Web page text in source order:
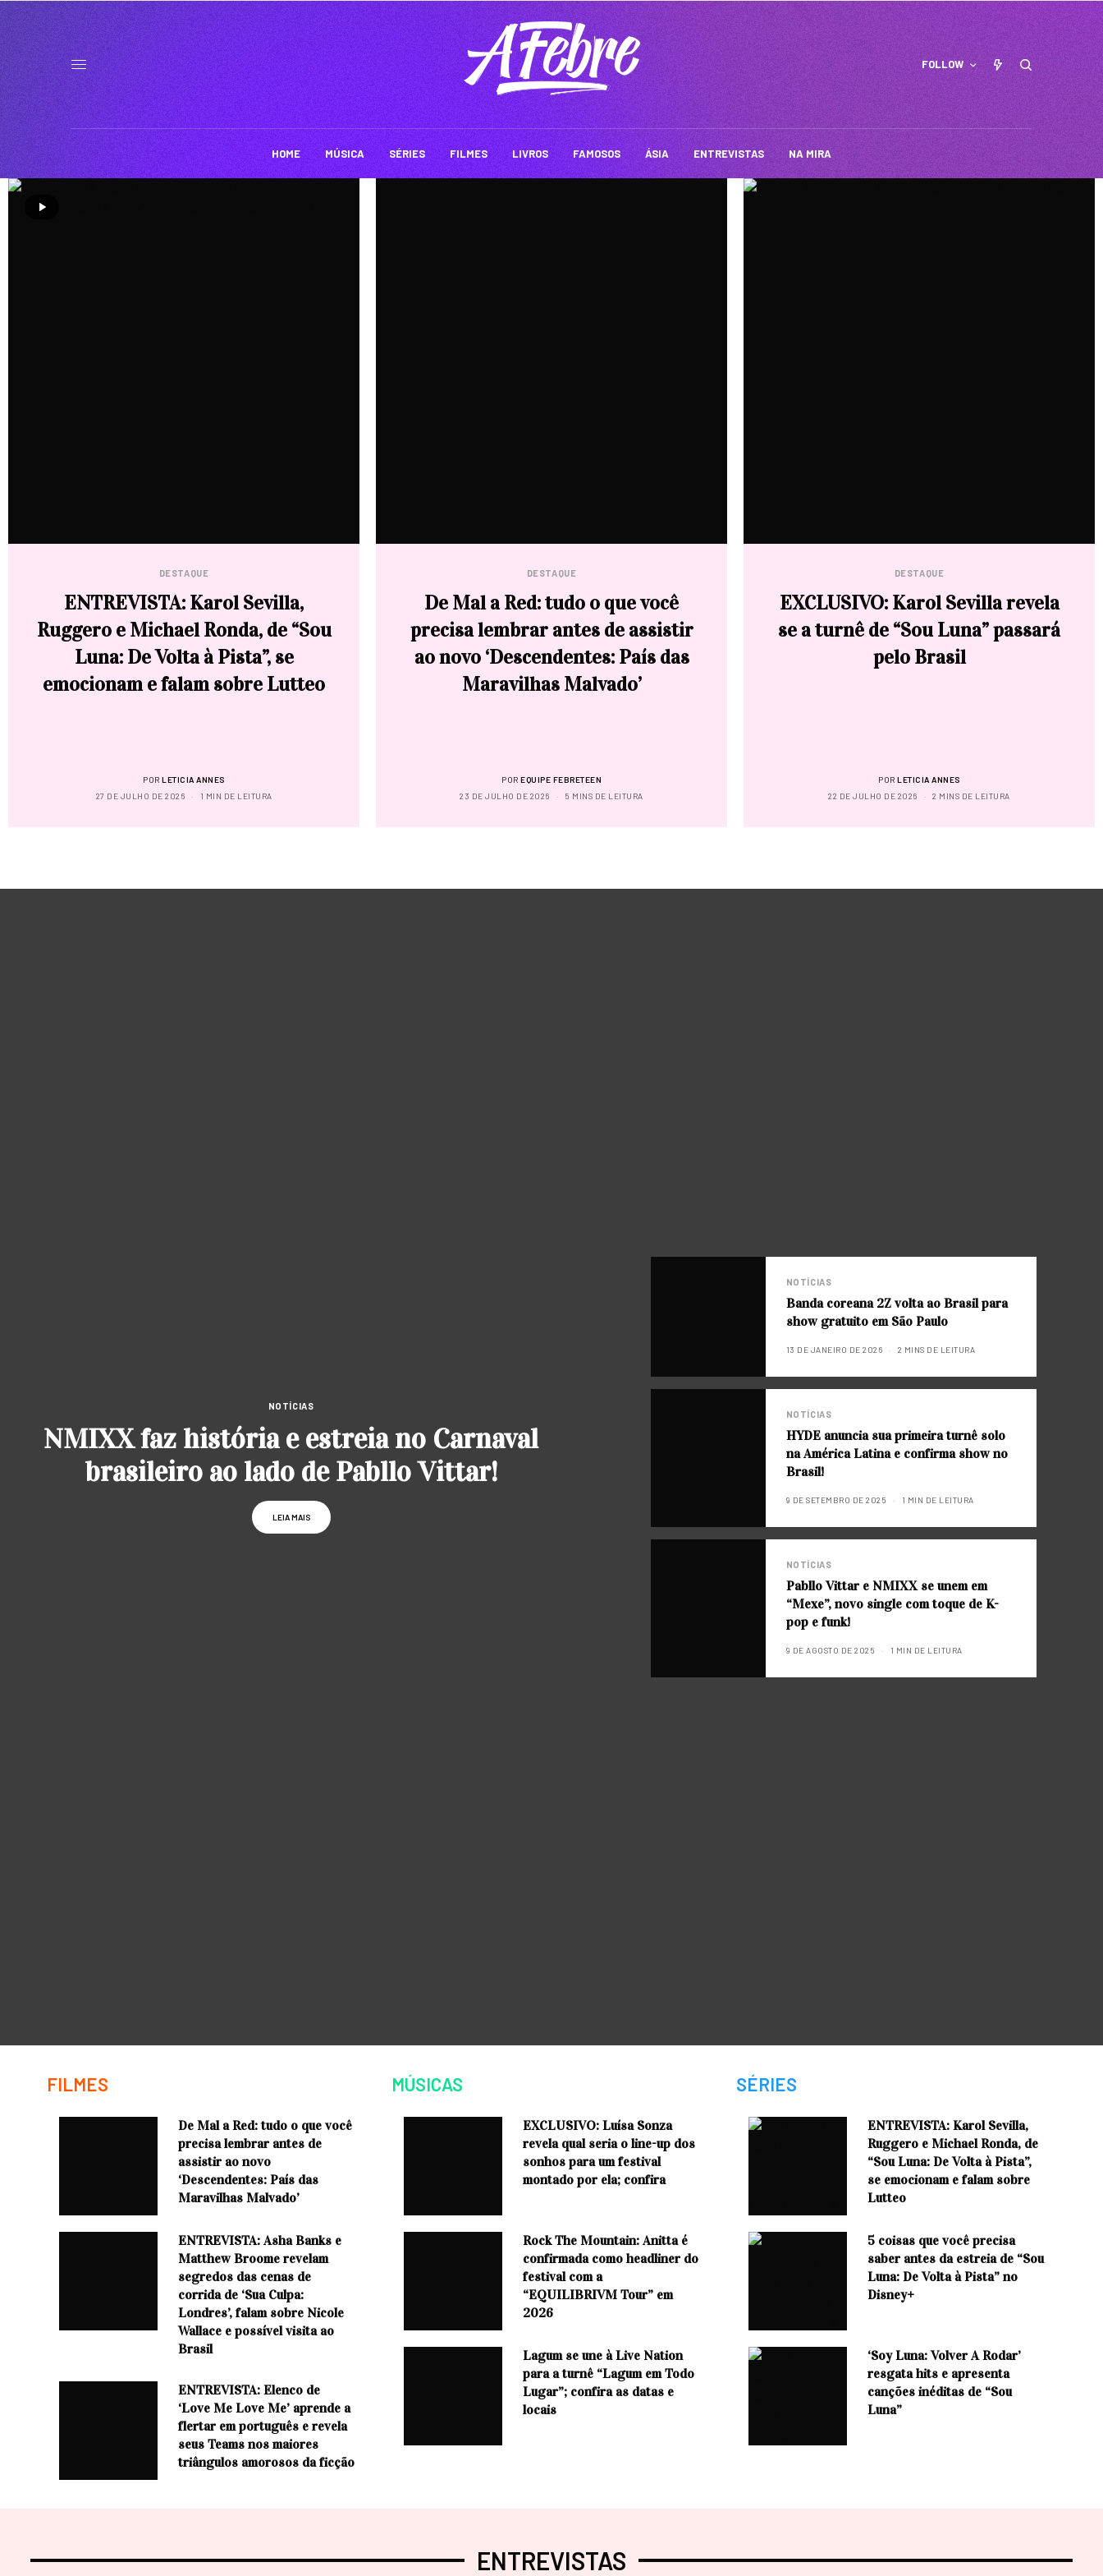
FOLLOW
HOME MÚSICA SÉRIES FILMES LIVROS FAMOSOS ÁSIA ENTREVISTAS NA MIRA
DESTAQUE
ENTREVISTA: Karol Sevilla,
Ruggero e Michael Ronda, de “Sou
Luna: De Volta à Pista”, se
emocionam e falam sobre Lutteo
POR LETICIA ANNES
27 DE JULHO DE 2026
1 MIN DE LEITURA
DESTAQUE
De Mal a Red: tudo o que você
precisa lembrar antes de assistir
ao novo ‘Descendentes: País das
Maravilhas Malvado’
POR EQUIPE FEBRETEEN
23 DE JULHO DE 2026
5 MINS DE LEITURA
DESTAQUE
EXCLUSIVO: Karol Sevilla revela
se a turnê de “Sou Luna” passará
pelo Brasil
POR LETICIA ANNES
22 DE JULHO DE 2026
2 MINS DE LEITURA
NOTÍCIAS
NMIXX faz história e estreia no Carnaval
brasileiro ao lado de Pabllo Vittar!
LEIA MAIS
NOTÍCIAS
Banda coreana 2Z volta ao Brasil para
show gratuito em São Paulo
13 DE JANEIRO DE 2026 2 MINS DE LEITURA
NOTÍCIAS
HYDE anuncia sua primeira turnê solo
na América Latina e confirma show no
Brasil!
9 DE SETEMBRO DE 2025 1 MIN DE LEITURA
NOTÍCIAS
Pabllo Vittar e NMIXX se unem em
“Mexe”, novo single com toque de K-
pop e funk!
9 DE AGOSTO DE 2025 1 MIN DE LEITURA
FILMES
De Mal a Red: tudo o que você
precisa lembrar antes de
assistir ao novo
‘Descendentes: País das
Maravilhas Malvado’
ENTREVISTA: Asha Banks e
Matthew Broome revelam
segredos das cenas de
corrida de ‘Sua Culpa:
Londres’, falam sobre Nicole
Wallace e possível visita ao
Brasil
ENTREVISTA: Elenco de
‘Love Me Love Me’ aprende a
flertar em português e revela
seus Teams nos maiores
triângulos amorosos da ficção
MÚSICAS
EXCLUSIVO: Luísa Sonza
revela qual seria o line-up dos
sonhos para um festival
montado por ela; confira
Rock The Mountain: Anitta é
confirmada como headliner do
festival com a
“EQUILIBRIVM Tour” em
2026
Lagum se une à Live Nation
para a turnê “Lagum em Todo
Lugar”; confira as datas e
locais
SÉRIES
ENTREVISTA: Karol Sevilla,
Ruggero e Michael Ronda, de
“Sou Luna: De Volta à Pista”,
se emocionam e falam sobre
Lutteo
5 coisas que você precisa
saber antes da estreia de “Sou
Luna: De Volta à Pista” no
Disney+
‘Soy Luna: Volver A Rodar’
resgata hits e apresenta
canções inéditas de “Sou
Luna”
ENTREVISTAS